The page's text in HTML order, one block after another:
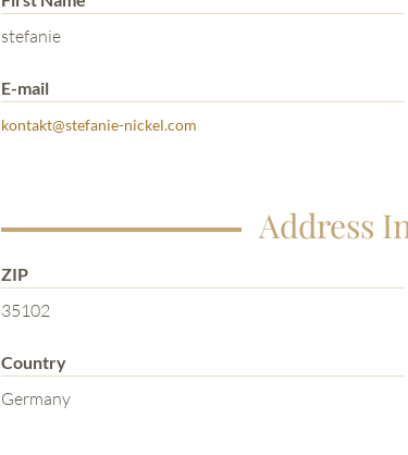
stefanie
E-mail
kontakt@stefanie-nickel.com
Address
ZIP
35102
Country
Germany